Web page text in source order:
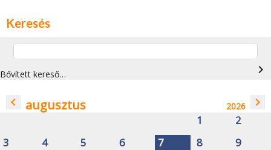
Keresés
Bővített kereső… navigate_next
navigate_before augusztus 2026 navigate_next
1
2
3
4 5 6 7 8
9